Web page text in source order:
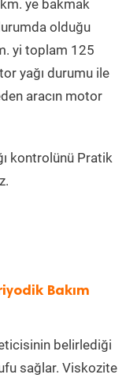
ye bakmak
olduğu
yi toplam 125
yağı durumu ile
aracın motor
kontrolünü Pratik
Bakım
belirlediği
sağlar. Viskozite